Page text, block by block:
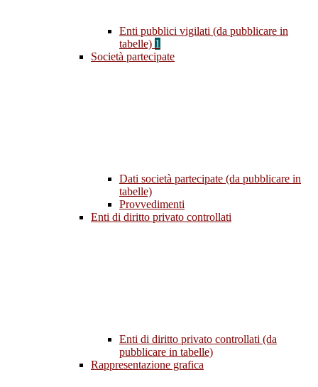
Enti pubblici vigilati (da pubblicare in
tabelle) 1
Società partecipate
Dati società partecipate (da pubblicare in
tabelle)
Provvedimenti
Enti di diritto privato controllati
Enti di diritto privato controllati (da
pubblicare in tabelle)
Rappresentazione grafica